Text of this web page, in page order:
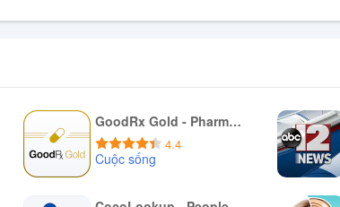
Download APK
GoodRx Gold - Pharmacy Discount Card
4.4
Cuộc sống
Tải xuống APK